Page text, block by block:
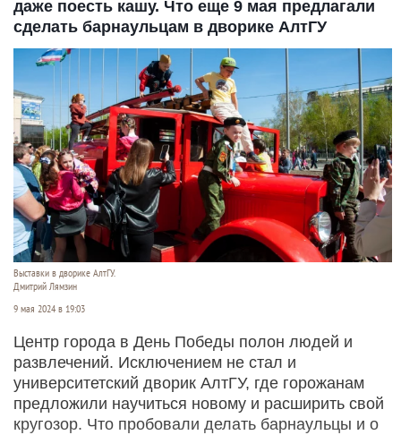
даже поесть кашу. Что еще 9 мая предлагали
сделать барнаульцам в дворике АлтГУ
Выставки в дворике АлтГУ.
Дмитрий Лямзин
9 мая 2024 в 19:03
Центр города в День Победы полон людей и
развлечений. Исключением не стал и
университетский дворик АлтГУ, где горожанам
предложили научиться новому и расширить свой
кругозор. Что пробовали делать барнаульцы и о